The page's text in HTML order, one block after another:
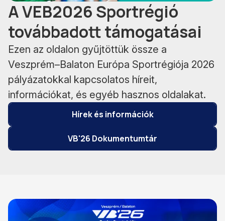
A VEB2026 Sportrégió
továbbadott támogatásai
Ezen az oldalon gyűjtöttük össze a
Veszprém–Balaton Európa Sportrégiója 2026
pályázatokkal kapcsolatos híreit,
információkat, és egyéb hasznos oldalakat.
Hírek és információk
VB'26 Dokumentumtár